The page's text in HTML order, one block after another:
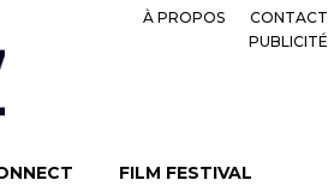
À PROPOS
CONTACT
PUBLICITÉ
FILM FESTIVAL